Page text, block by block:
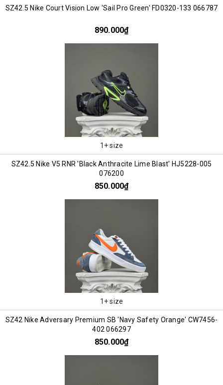
SZ42.5 Nike Court Vision Low 'Sail Pro Green' FD0320-133 066787
890.000₫
1+ size
SZ42.5 Nike V5 RNR 'Black Anthracite Lime Blast' HJ5228-005
076200
850.000₫
1+ size
SZ42 Nike Adversary Premium SB 'Navy Safety Orange' CW7456-
402 066297
850.000₫